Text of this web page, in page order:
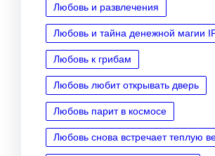
Любовь и развлечения
Любовь и тайна денежной магии
Любовь к грибам
Любовь любит открывать дверь
Любовь парит в космосе
Любовь снова встречает теплую